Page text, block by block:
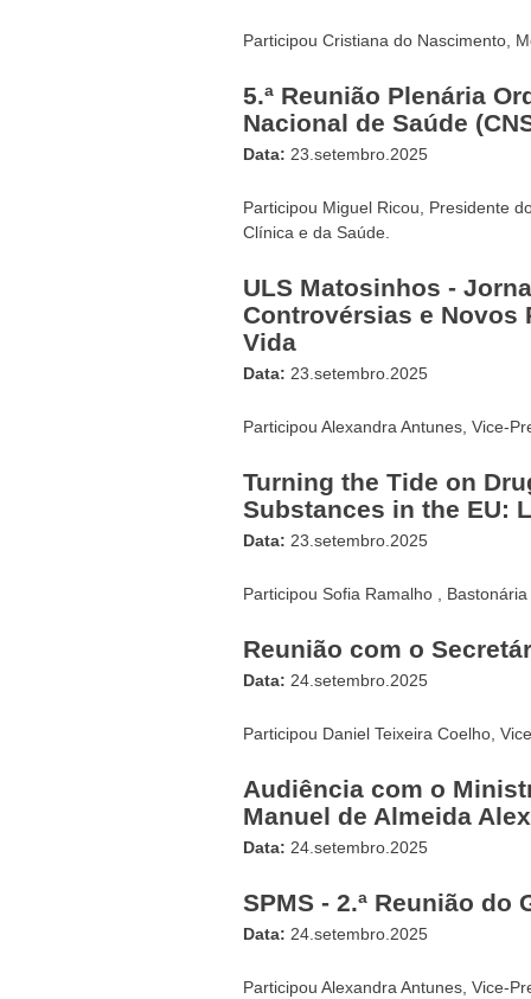
Participou Cristiana do Nascimento,
5.ª Reunião Plenária
Nacional de Saúde
Data: 23.setembro.2025
Participou Miguel Ricou, Presidente
Clínica e da Saúde.
ULS Matosinhos -
Controvérsias e Novos
Vida
Data: 23.setembro.2025
Participou Alexandra Antunes, Vice-
Turning the Tide on
Substances in the EU:
Data: 23.setembro.2025
Participou Sofia Ramalho ,
Reunião com o
Data: 24.setembro.2025
Participou Daniel Teixeira Coelho,
Audiência com o
Manuel de Almeida
Data: 24.setembro.2025
SPMS - 2.ª Reunião do
Data: 24.setembro.2025
Participou Alexandra Antunes, Vice-